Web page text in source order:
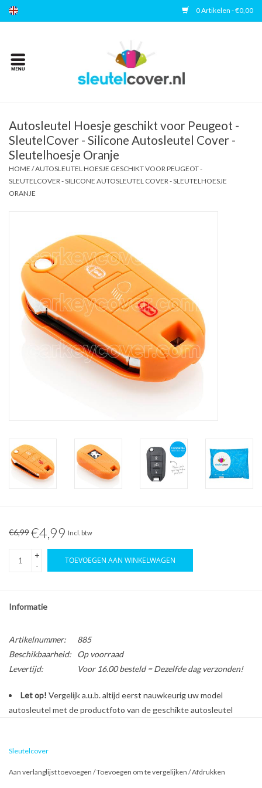
0 Artikelen - €0,00
Home
Accessoires
Veelgestelde vragen
Autosleutel Hoesje geschikt voor Peugeot -
SleutelCover - Silicone Autosleutel Cover -
Sleutelhoesje Oranje
HOME /AUTOSLEUTEL HOESJE GESCHIKT VOOR PEUGEOT -
SLEUTELCOVER - SILICONE AUTOSLEUTEL COVER - SLEUTELHOESJE
ORANJE
€6,99€4,99 Incl. btw
+
-
TOEVOEGEN AAN WINKELWAGEN
Informatie
Artikelnummer:
885
Beschikbaarheid:
Op voorraad
Levertijd:
Voor 16.00 besteld = Dezelfde dag verzonden!
Let op! Vergelijk a.u.b. altijd eerst nauwkeurig uw model
autosleutel met de productfoto van de geschikte autosleutel
Sleutelcover
Aan verlanglijst toevoegen /Toevoegen om te vergelijken /Afdrukken